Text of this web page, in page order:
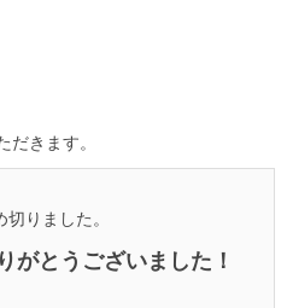
だきます。
切りました。
がとうございました！